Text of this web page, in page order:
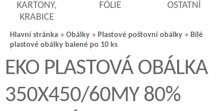
KARTONY,
KRABICE
FÓLIE OSTATNÍ
Hlavní stránka » Obálky » Plastové poštovní obálky » Bílé
plastové obálky balené po 10 ks
EKO PLASTOVÁ OBÁLKA
350X450/60MY 80%